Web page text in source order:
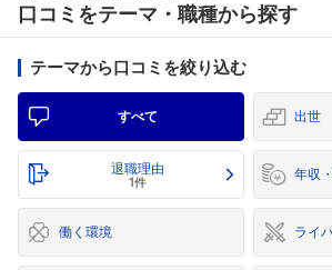
口コミをテーマ・職種から探す
テーマから口コミを絞り込む
すべて 出世
退職理由
1件 年収
働く環境 ライ